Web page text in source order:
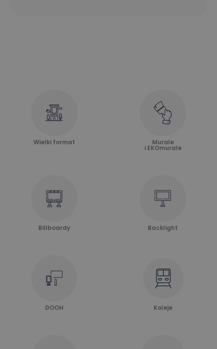
Wielki format Murale
i EKOmurale
Billboardy Backlight
DOOH Koleje